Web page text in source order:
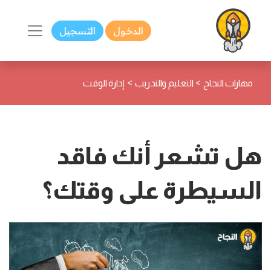
الدخول التسجيل
مهارات النجاح > التعليم والتدريب > إدارة الوقت
هل تشعر أنك فاقد
السيطرة على وقتك؟